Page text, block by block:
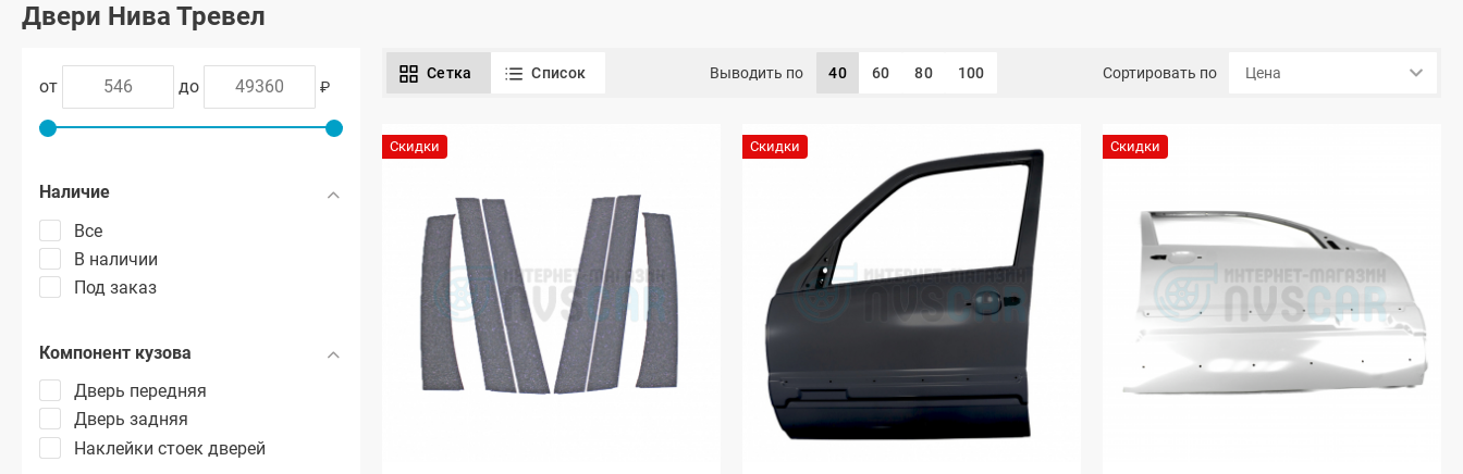
Двери Нива Тревел
от до ₽
Наличие
Все
В наличии
Под заказ
Компонент кузова
Дверь передняя
Дверь задняя
Наклейки стоек дверей
Сетка Список Выводить по 40 60 80 100 Сортировать по
Скидки Скидки Скидки